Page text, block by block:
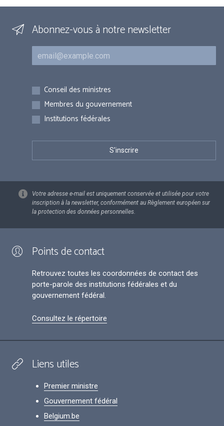
Abonnez-vous à notre newsletter
Courriel
Inscriptions
Conseil des ministres
Membres du gouvernement
Institutions fédérales
Votre adresse e-mail est uniquement conservée et utilisée pour votre
inscription à la newsletter, conformément au Règlement européen sur
la protection des données personnelles.
Points de contact
Retrouvez toutes les coordonnées de contact des
porte-parole des institutions fédérales et du
gouvernement fédéral.
Consultez le répertoire
Liens utiles
Premier ministre
Gouvernement fédéral
Belgium.be